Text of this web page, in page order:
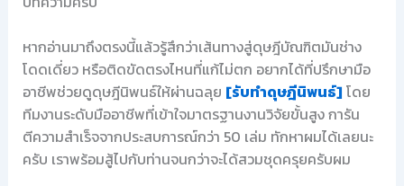
หากอ่านมาถึงตรงนี้แล้วรู้สึกว่าเส้นทางสู่ดุษฎีบัณฑิตมันช่าง
โดดเดี่ยว หรือติดขัดตรงไหนที่แก้ไม่ตก อยากได้ที่ปรึกษามือ
อาชีพช่วยดูดุษฎีนิพนธ์ให้ผ่านฉลุย [รับทำดุษฎีนิพนธ์] โดย
ทีมงานระดับมืออาชีพที่เข้าใจมาตรฐานงานวิจัยขั้นสูง การัน
ตีความสำเร็จจากประสบการณ์กว่า 50 เล่ม ทักหาผมได้เลยนะ
ครับ เราพร้อมสู้ไปกับท่านจนกว่าจะได้สวมชุดครุยครับผม